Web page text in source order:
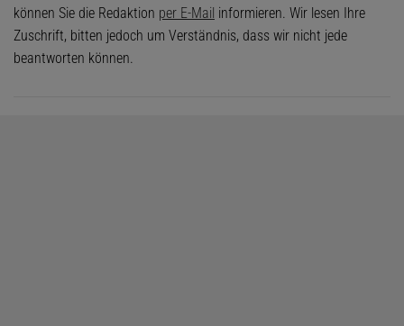
können Sie die Redaktion per E-Mail informieren. Wir lesen Ihre
Zuschrift, bitten jedoch um Verständnis, dass wir nicht jede
beantworten können.